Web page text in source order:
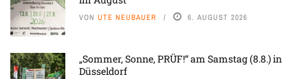
VON UTE NEUBAUER 6. AUGUST 2026
„Sommer, Sonne, PRÜF!“ am Samstag (8.8.) in
Düsseldorf